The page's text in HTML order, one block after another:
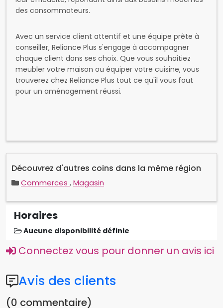
Avec un service client attentif et une équipe prête à
conseiller, Reliance Plus s'engage à accompagner
meubler votre maison ou équiper votre cuisine, vous
trouverez chez Reliance Plus tout ce qu'il vous faut
pour un aménagement réussi.
Horaires
Aucune disponibilité définie
Connectez vous pour donner un avis ici
Avis des clients
Vous n'avez pas de commentaires.